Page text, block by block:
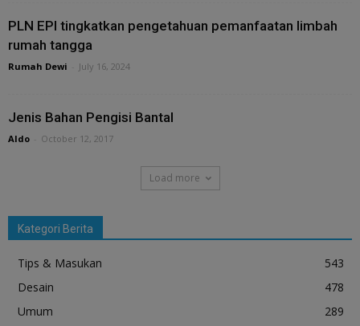
PLN EPI tingkatkan pengetahuan pemanfaatan limbah
rumah tangga
Rumah Dewi July 16, 2024
Jenis Bahan Pengisi Bantal
Aldo October 12, 2017
Load more
Kategori Berita
Tips & Masukan
543
Desain
478
Umum
289